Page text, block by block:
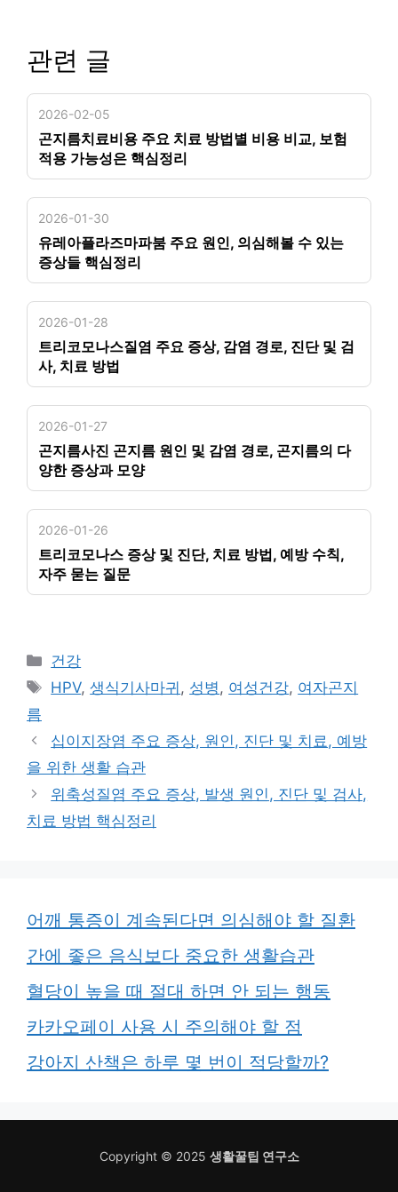
관련 글
2026-02-05
곤지름치료비용 주요 치료 방법별 비용 비교, 보험
적용 가능성은 핵심정리
2026-01-30
유레아플라즈마파붐 주요 원인, 의심해볼 수 있는
증상들 핵심정리
2026-01-28
트리코모나스질염 주요 증상, 감염 경로, 진단 및 검
사, 치료 방법
2026-01-27
곤지름사진 곤지름 원인 및 감염 경로, 곤지름의 다
양한 증상과 모양
2026-01-26
트리코모나스 증상 및 진단, 치료 방법, 예방 수칙,
자주 묻는 질문
카
테
건강
태
HPV,생식기사마귀 , 성병 , 여성건강, 여자곤지
름
십이지장염 주요 증상, 원인, 진단 및 치료, 예방
을 위한 생활 습관
위축성질염 주요 증상, 발생 원인, 진단 및 검사,
치료 방법 핵심정리
어깨 통증이 계속된다면 의심해야 할 질환
간에 좋은 음식보다 중요한 생활습관
혈당이 높을 때 절대 하면 안 되는 행동
카카오페이 사용 시 주의해야 할 점
강아지 산책은 하루 몇 번이 적당할까?
Copyright © 2025 생활꿀팁 연구소